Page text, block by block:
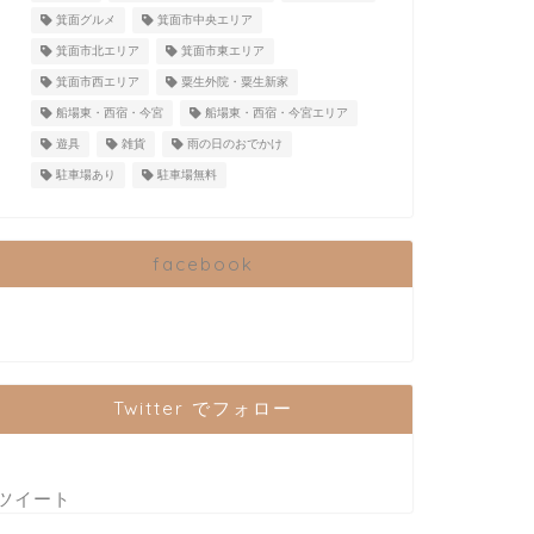
箕面グルメ 箕面市中央エリア
箕面市北エリア 箕面市東エリア
箕面市西エリア 粟生外院・粟生新家
船場東・西宿・今宮 船場東・西宿・今宮エリア
遊具 雑貨 雨の日のおでかけ
駐車場あり 駐車場無料
facebook
Twitter でフォロー
イート